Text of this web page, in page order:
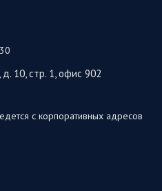
10, стр. 1, офис 902
с корпоративных адресов